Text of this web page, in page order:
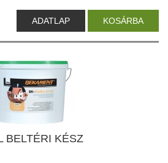
ADATLAP KOSÁRBA
BELTÉRI KÉSZ